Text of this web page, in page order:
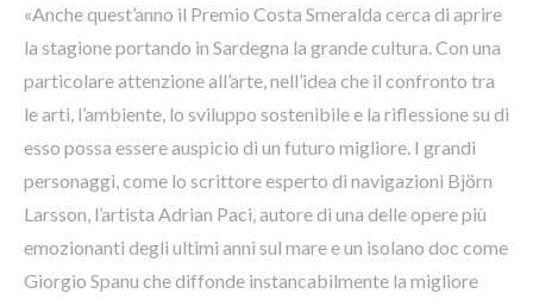
«Anche quest’anno il Premio Costa Smeralda cerca di aprire
la stagione portando in Sardegna la grande cultura. Con una
particolare attenzione all’arte, nell’idea che il confronto tra
le arti, l’ambiente, lo sviluppo sostenibile e la riflessione su di
esso possa essere auspicio di un futuro migliore. I grandi
personaggi, come lo scrittore esperto di navigazioni Björn
Larsson, l’artista Adrian Paci, autore di una delle opere più
emozionanti degli ultimi anni sul mare e un isolano doc come
Giorgio Spanu che diffonde instancabilmente la migliore